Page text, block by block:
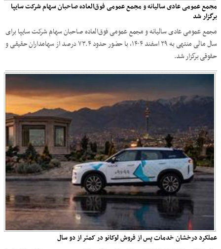
مجمع عمومی عادی سالیانه و مجمع عمومی فوق‌العاده صاحبان سهام شرکت سایپا
برگزار شد
مجمع عمومی عادی سالیانه و مجمع عمومی فوق‌العاده صاحبان سهام شرکت سایپا برای
سال مالی منتهی به ۲۹ اسفند ۱۴۰۴، با حضور حدود ۷۳.۴ درصد از سهامداران حقیقی و
حقوقی برگزار شد.
عملکرد درخشان خدمات پس از فروش لوکانو در کمتر از دو سال